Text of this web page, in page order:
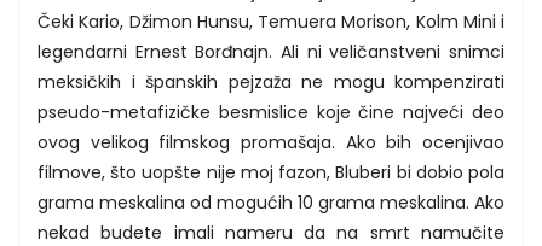
Čeki Kario, Džimon Hunsu, Temuera Morison, Kolm Mini i
legendarni Ernest Borđnajn. Ali ni veličanstveni snimci
meksičkih i španskih pejzaža ne mogu kompenzirati
pseudo-metafizičke besmislice koje čine najveći deo
ovog velikog filmskog promašaja. Ako bih ocenjivao
filmove, što uopšte nije moj fazon, Bluberi bi dobio pola
grama meskalina od mogućih 10 grama meskalina. Ako
nekad budete imali nameru da na smrt namučite